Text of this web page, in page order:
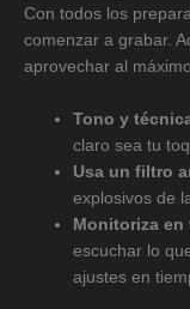
Con todos los
comenzar a grabar.
aprovechar al
Tono y
claro sea tu
Usa un filtro
explosivos de
Monitoriza en
escuchar lo
ajustes en